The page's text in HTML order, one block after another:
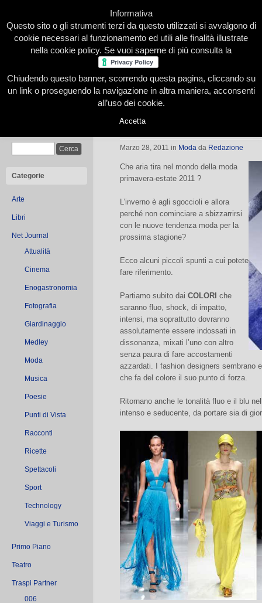
Home Presentazione Redazione Le nostre firme
Categorie
Arte
Libri
Net Journal
Attualità
Cinema
Enogastronomia
Fotografia
Giardinaggio
Medley
Moda
Musica
Poesie
Punti di Vista
Racconti
Ricette
Spettacoli
Sport
Technology
Viaggi e Turismo
Primo Piano
Teatro
Traspi Partner
006
Tendenze primavera – estate 2011
Marzo 28, 2011 in Moda da Redazione
Che aria tira nel mondo della moda
primavera-estate 2011 ?
L’inverno è agli sgoccioli e allora
perché non cominciare a sbizzarrirsi
con le nuove tendenza moda per la
prossima stagione?
Ecco alcuni piccoli spunti a cui potete
fare riferimento.
Partiamo subito dai COLORI che
saranno fluo, shock, di impatto,
intensi, ma soprattutto dovranno
assolutamente essere indossati in
dissonanza, mixati l’uno con altro
senza paura di fare accostamenti
azzardati. I fashion designers sembrano
che fa del colore il suo punto di forza.
Ritornano anche le tonalità fluo e il blu
intenso e seducente, da portare sia di
Informativa
Questo sito o gli strumenti terzi da questo utilizzati si avvalgono di
cookie necessari al funzionamento ed utili alle finalità illustrate
nella cookie policy. Se vuoi saperne di più consulta la
Chiudendo questo banner, scorrendo questa pagina, cliccando su
un link o proseguendo la navigazione in altra maniera, acconsenti
all’uso dei cookie.
Accetta